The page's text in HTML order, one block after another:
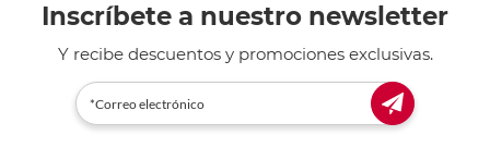
Inscríbete a nuestro newsletter
Y recibe descuentos y promociones exclusivas.